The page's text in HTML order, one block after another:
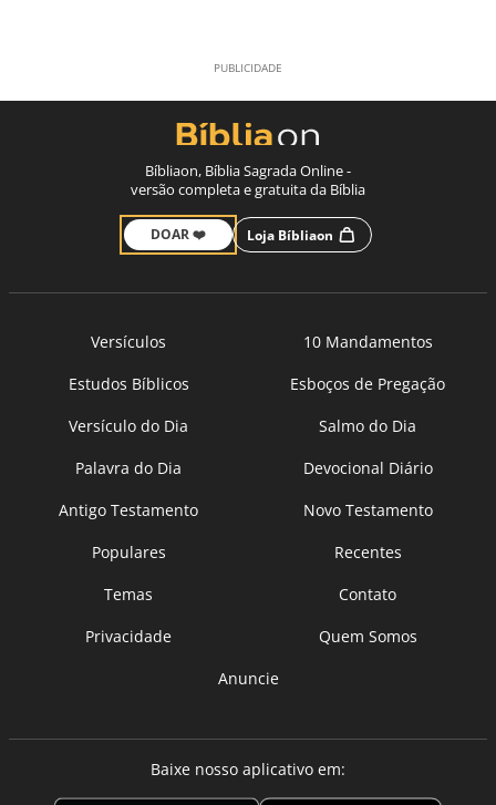
Bíbliaon, Bíblia Sagrada Online -
versão completa e gratuita da Bíblia
DOAR ❤️ Loja Bíbliaon
Versículos
10 Mandamentos
Estudos Bíblicos
Esboços de Pregação
Versículo do Dia
Salmo do Dia
Palavra do Dia
Devocional Diário
Antigo Testamento
Novo Testamento
Populares
Recentes
Temas
Contato
Privacidade
Quem Somos
Anuncie
Baixe nosso aplicativo em: